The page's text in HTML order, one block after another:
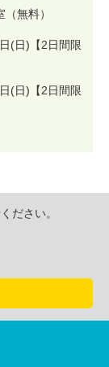
無料）
(日)【2日間限
(日)【2日間限
ださい。